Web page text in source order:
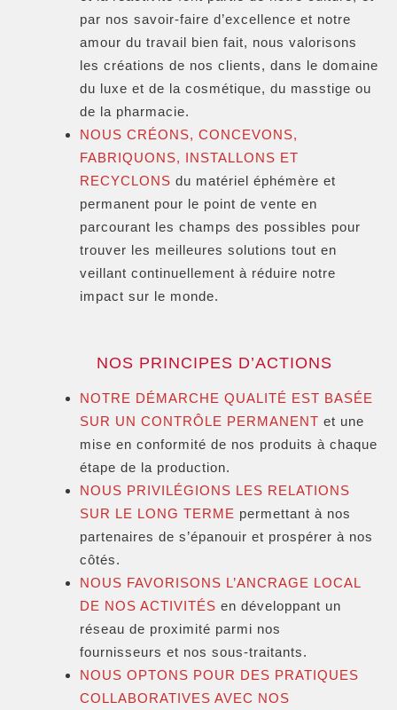
par nos savoir-faire d’excellence et notre
amour du travail bien fait, nous valorisons
les créations de nos clients, dans le domaine
du luxe et de la cosmétique, du masstige ou
de la pharmacie.
NOUS CRÉONS, CONCEVONS,
FABRIQUONS, INSTALLONS ET
RECYCLONS du matériel éphémère et
permanent pour le point de vente en
parcourant les champs des possibles pour
trouver les meilleures solutions tout en
veillant continuellement à réduire notre
impact sur le monde.
NOS PRINCIPES D’ACTIONS
NOTRE DÉMARCHE QUALITÉ EST BASÉE
SUR UN CONTRÔLE PERMANENT et une
mise en conformité de nos produits à chaque
étape de la production.
NOUS PRIVILÉGIONS LES RELATIONS
SUR LE LONG TERME permettant à nos
partenaires de s’épanouir et prospérer à nos
côtés.
NOUS FAVORISONS L’ANCRAGE LOCAL
DE NOS ACTIVITÉS en développant un
réseau de proximité parmi nos
fournisseurs et nos sous-traitants.
NOUS OPTONS POUR DES PRATIQUES
COLLABORATIVES AVEC NOS